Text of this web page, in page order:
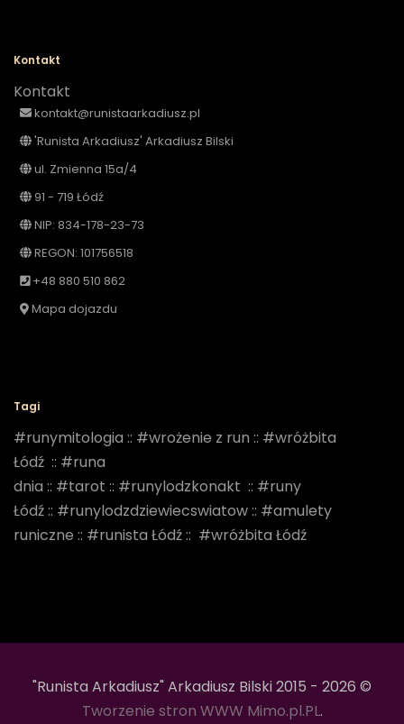
Kontakt
Kontakt
kontakt@runistaarkadiusz.pl
'Runista Arkadiusz' Arkadiusz Bilski
ul. Zmienna 15a/4
91 - 719 Łódź
NIP: 834-178-23-73
REGON: 101756518
+48 880 510 862
Mapa dojazdu
Tagi
#runymitologia :: #wrożenie z run :: #wróżbita
Łódź :: #runa
dnia :: #tarot :: #runylodzkonakt :: #runy
Łódź:: #runylodzdziewiecswiatow:: #amulety
runiczne :: #runista Łódź:: #wróżbita Łódź
"Runista Arkadiusz" Arkadiusz Bilski 2015 - 2026 ©
Tworzenie stron WWW Mimo.pl.PL.